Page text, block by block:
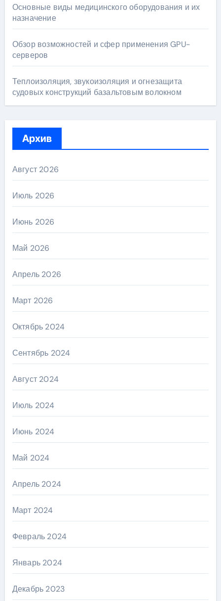
Основные виды медицинского оборудования и их
назначение
Обзор возможностей и сфер применения GPU-
серверов
Теплоизоляция, звукоизоляция и огнезащита
судовых конструкций базальтовым волокном
Архив
Август 2026
Июль 2026
Июнь 2026
Май 2026
Апрель 2026
Март 2026
Октябрь 2024
Сентябрь 2024
Август 2024
Июль 2024
Июнь 2024
Май 2024
Апрель 2024
Март 2024
Февраль 2024
Январь 2024
Декабрь 2023